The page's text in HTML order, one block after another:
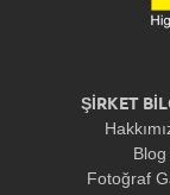
ŞİRKET
Blog
Fotoğraf